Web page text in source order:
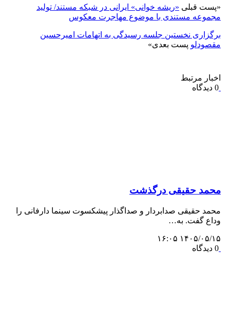
«پست قبلی «ریشه خوانی» ایرانی در شبکه مستند/ تولید
مجموعه مستندی با موضوع مهاجرت معکوس
برگزاری نخستین جلسه رسیدگی به اتهامات امیرحسین
مقصودلو پست بعدی»
اخبار مرتبط
0 دیدگاه
محمد حقیقی درگذشت
محمد حقیقی صدابردار و صداگذار پیشکسوت سینما دارفانی را
وداع گفت. به…
۱۴۰۵/۰۵/۱۵ ۱۶:۰۵
0 دیدگاه